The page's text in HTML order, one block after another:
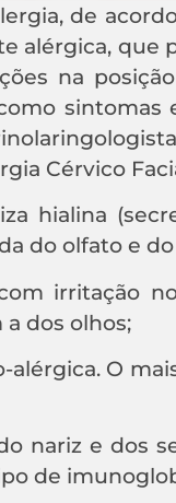
de
alérgica, que
na
Cérvico
hialina
do olfato e
irritação
dos olhos;
O
nariz e dos
de